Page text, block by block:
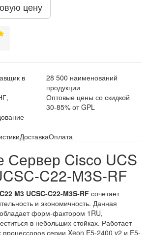
цену
в
28 500 наименований
продукции
Оптовые цены со скидкой
30-85% от GPL
ДоставкаОплата
Сервер Cisco UCS
C22-M3S-RF
M3 UCSC-C22-M3S-RF сочетает
и экономичность. Данная
форм-фактором 1RU,
в небольших стойках. Работает
процессоров серии Xeon E5-2400 v2 и E5-